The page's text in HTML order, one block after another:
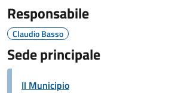
Responsabile
Claudio Basso
Sede principale
Il Municipio